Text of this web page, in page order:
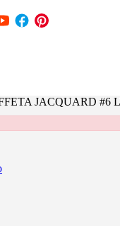
JACQUARD #6